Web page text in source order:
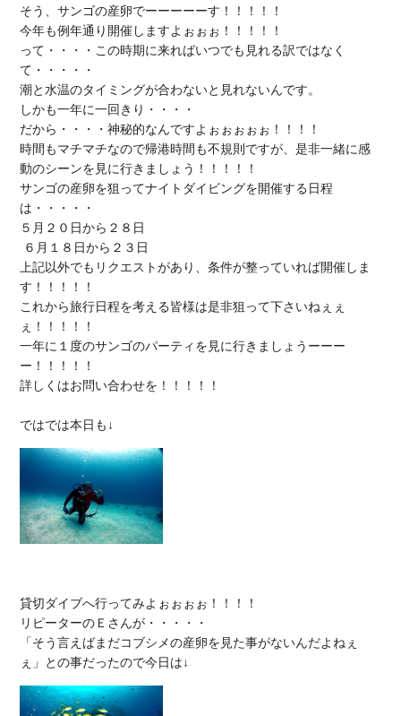
そう、サンゴの産卵でーーーーーす！！！！！
今年も例年通り開催しますよぉぉぉ！！！！！
って・・・・この時期に来ればいつでも見れる訳ではなく
潮と水温のタイミングが合わないと見れないんです。
しかも一年に一回きり ・・・・
だから・・・・神秘的なんですよぉぉぉぉぉ！！！！
時間もマチマチなので帰港時間も不規則ですが、是非一緒に感
動のシーンを見に行きましょう！！！！！
サンゴの産卵を狙ってナイトダイビングを開催する日程
５月２０日から２８日
６月１８日から２３日
上記以外でもリクエストがあり、条件が整っていれば開催しま
す！！！！！
これから旅行日程を考える皆様は是非狙って下さいねぇぇ
一年に１度のサンゴのパーティ を見に行きましょうーーー
ー！！！！！
詳しくはお問い合わせを ！！！！！
貸切ダイブへ行ってみよぉぉぉぉ！！！！
リピーターのＥさんが・・・・・
「そう言えばまだコブシメの産卵を見た事がないんだよねぇ